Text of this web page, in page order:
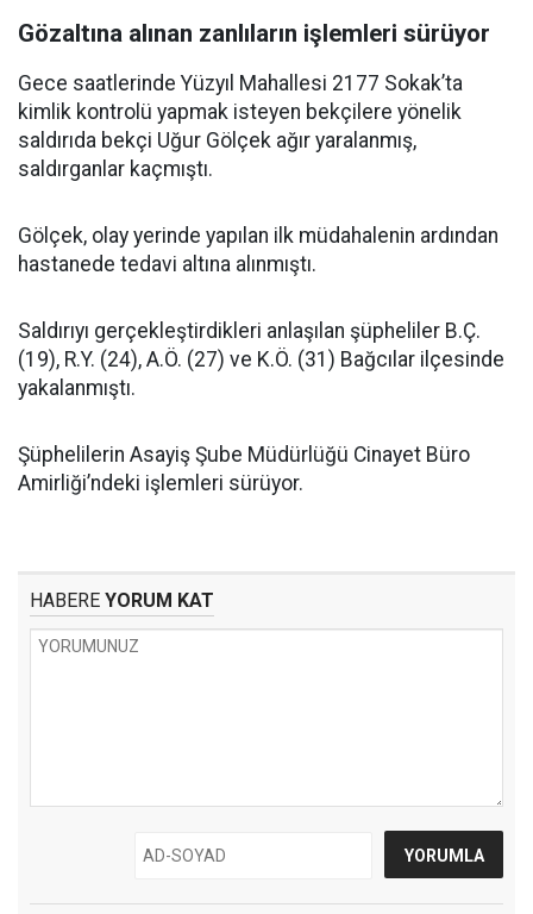
Gözaltına alınan zanlıların işlemleri sürüyor
Gece saatlerinde Yüzyıl Mahallesi 2177 Sokak’ta
kimlik kontrolü yapmak isteyen bekçilere yönelik
saldırıda bekçi Uğur Gölçek ağır yaralanmış,
saldırganlar kaçmıştı.
Gölçek, olay yerinde yapılan ilk müdahalenin ardından
hastanede tedavi altına alınmıştı.
Saldırıyı gerçekleştirdikleri anlaşılan şüpheliler B.Ç.
(19), R.Y. (24), A.Ö. (27) ve K.Ö. (31) Bağcılar ilçesinde
yakalanmıştı.
Şüphelilerin Asayiş Şube Müdürlüğü Cinayet Büro
Amirliği’ndeki işlemleri sürüyor.
HABERE YORUM KAT